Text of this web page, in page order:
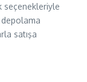
seçenekleriyle
depolama
satışa